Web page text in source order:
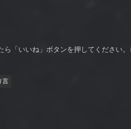
ら「いいね」ボタンを押してください。
言